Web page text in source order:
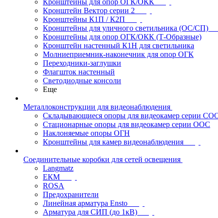
Кронштейны для опор ОГК/ОКК
Кронштейн Вектор серии 2
Кронштейны К1П / К2П
Кронштейны для уличного светильника (ОС/СП)
Кронштейны для опор ОГК/ОКК (Т-Образные)
Кронштейн настенный К1Н для светильника
Молниеприемник-наконечник для опор ОГК
Переходники-заглушки
Флагшток настенный
Светодиодные консоли
Еще
Металлоконструкции для видеонаблюдения
Складывающиеся опоры для видеокамер серии
Стационарные опоры для видеокамер серии ООС
Наклоняемые опоры ОГН
Кронштейны для камер видеонаблюдения
Соединительные коробки для сетей освещения
Langmatz
ЕКМ
ROSA
Предохранители
Линейная арматура Ensto
Арматура для СИП (до 1кВ)